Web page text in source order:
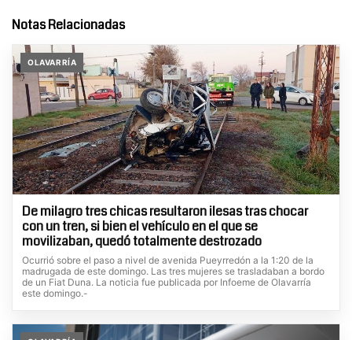
Notas Relacionadas
OLAVARRÍA
De milagro tres chicas resultaron ilesas tras chocar
con un tren, si bien el vehículo en el que se
movilizaban, quedó totalmente destrozado
Ocurrió sobre el paso a nivel de avenida Pueyrredón a la 1:20 de la
madrugada de este domingo. Las tres mujeres se trasladaban a bordo
de un Fiat Duna. La noticia fue publicada por Infoeme de Olavarría
este domingo.-